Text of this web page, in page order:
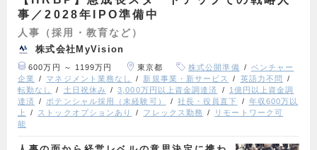
事／2028年IPO準備中
人事（採用・教育など）
株式会社MyVision
600万円 ～ 1199万円 東京都 株式公開準備
ベンチャー
企業
マネジメント業務なし 新規事業・新サービス
英語力不問
転勤なし
土日祝休み 3,000万円以上資金調達済
1億円以上資金調
達済
ポテンシャル採用（未経験可） 社長・役員直下
年収600万以
上
ストックオプションあり フレックス勤務
リモートワーク可
能